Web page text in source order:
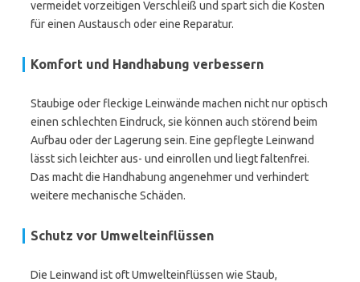
vermeidet vorzeitigen Verschleiß und spart sich die Kosten
für einen Austausch oder eine Reparatur.
Komfort und Handhabung verbessern
Staubige oder fleckige Leinwände machen nicht nur optisch
einen schlechten Eindruck, sie können auch störend beim
Aufbau oder der Lagerung sein. Eine gepflegte Leinwand
lässt sich leichter aus- und einrollen und liegt faltenfrei.
Das macht die Handhabung angenehmer und verhindert
weitere mechanische Schäden.
Schutz vor Umwelteinflüssen
Die Leinwand ist oft Umwelteinflüssen wie Staub,